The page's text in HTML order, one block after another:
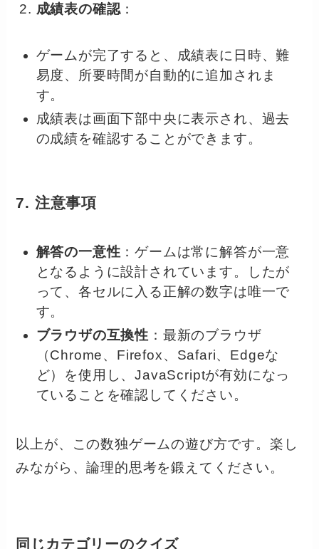
成績表の確認：
ゲームが完了すると、成績表に日時、難
易度、所要時間が自動的に追加されま
す。
成績表は画面下部中央に表示され、過去
の成績を確認することができます。
7. 注意事項
解答の一意性 ：ゲームは常に解答が一意
となるように設計されています。したが
って、各セルに入る正解の数字は唯一で
す。
ブラウザの互換性 ：最新のブラウザ
（Chrome、Firefox、Safari、Edgeな
ど）を使用し、JavaScriptが有効になっ
ていることを確認してください。
以上が、この数独ゲームの遊び方です。楽し
みながら、論理的思考を鍛えてください。
同じカテゴリーのクイズ